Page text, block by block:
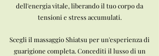
dell'energia vitale, liberando il tuo corpo da
tensioni e stress accumulati.
Scegli il massaggio Shiatsu per un'esperienza di
guarigione completa. Concediti il lusso di un